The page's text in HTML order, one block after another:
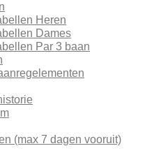
Heren
Dames
Par 3 baan
(max 7 dagen vooruit)